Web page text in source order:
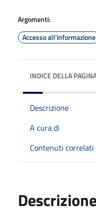
Argomenti:
Accesso all'informazione
INDICE DELLA
Descrizione
A cura di
Contenuti correlati